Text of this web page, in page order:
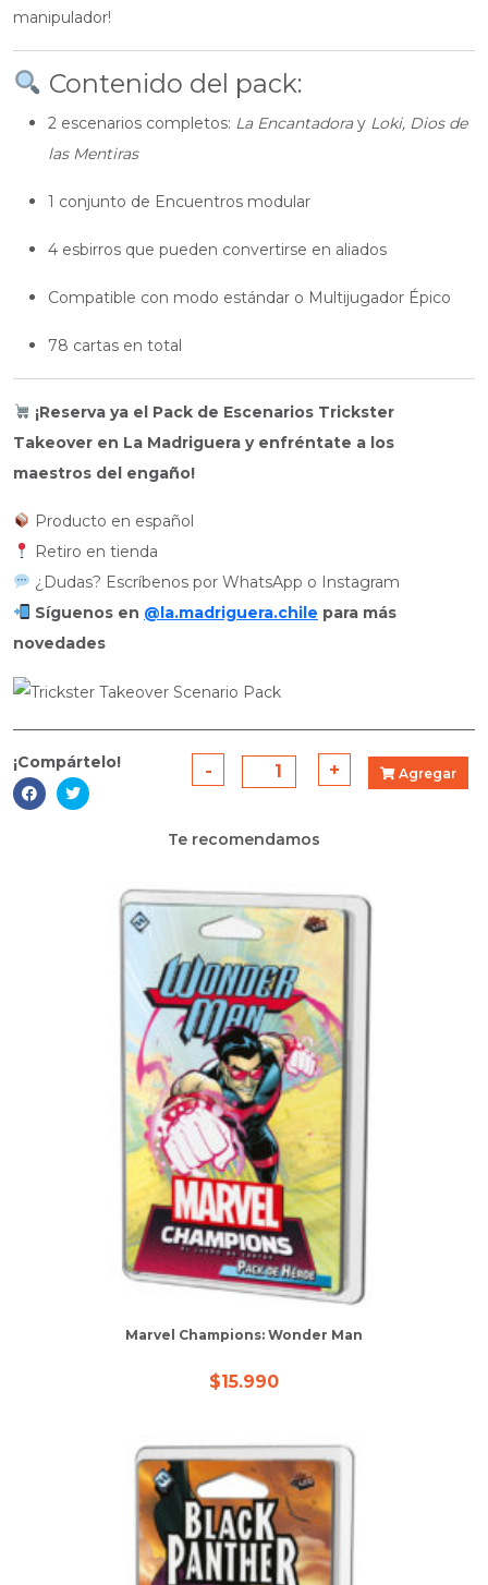
manipulador!
Contenido del pack:
2 escenarios completos: La Encantadoray Loki, Dios de
las Mentiras
1 conjunto de Encuentros modular
4 esbirros que pueden convertirse en aliados
Compatible con modo estándar o Multijugador Épico
78 cartas en total
¡Reserva ya el Pack de Escenarios Trickster
Takeover en La Madriguera y enfréntate a los
maestros del engaño!
Producto en español
Retiro en tienda
¿Dudas? Escríbenos por WhatsApp o Instagram
Síguenos en @la.madriguera.chile para más
novedades
¡Compártelo! -
Marvel
Champions:
Takeover
de
Escenarios
quantity
+ Agregar
Te recomendamos
Marvel Champions: Wonder Man
$15.990